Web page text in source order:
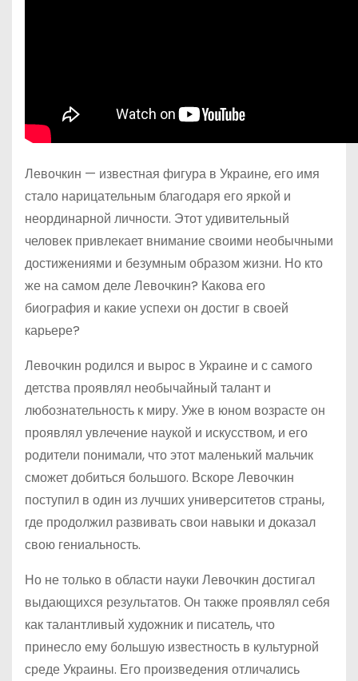
Левочкин — известная фигура в Украине, его имя
стало нарицательным благодаря его яркой и
неординарной личности. Этот удивительный
человек привлекает внимание своими необычными
достижениями и безумным образом жизни. Но кто
же на самом деле Левочкин? Какова его
биография и какие успехи он достиг в своей
карьере?
Левочкин родился и вырос в Украине и с самого
детства проявлял необычайный талант и
любознательность к миру. Уже в юном возрасте он
проявлял увлечение наукой и искусством, и его
родители понимали, что этот маленький мальчик
сможет добиться большого. Вскоре Левочкин
поступил в один из лучших университетов страны,
где продолжил развивать свои навыки и доказал
свою гениальность.
Но не только в области науки Левочкин достигал
выдающихся результатов. Он также проявлял себя
как талантливый художник и писатель, что
принесло ему большую известность в культурной
среде Украины. Его произведения отличались